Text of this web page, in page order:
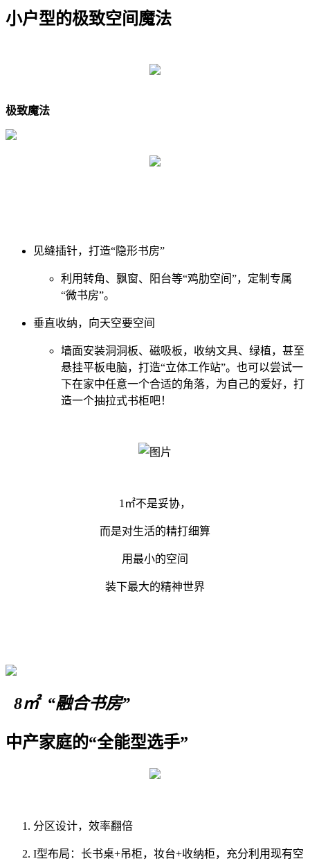
小户型的极致空间魔法
极致魔法
见缝插针，打造“隐形书房”
利用转角、飘窗、阳台等“鸡肋空间”，定制专属
“微书房”。
垂直收纳，向天空要空间
墙面安装洞洞板、磁吸板，收纳文具、绿植，甚至
悬挂平板电脑，打造“立体工作站”。也可以尝试一
下在家中任意一个合适的角落，为自己的爱好，打
造一个抽拉式书柜吧！
1㎡不是妥协，
而是对生活的精打细算
用最小的空间
装下最大的精神世界
8㎡ “融合书房”
中产家庭的“全能型选手”
分区设计，效率翻倍
I型布局：长书桌+吊柜，妆台+收纳柜，充分利用现有空